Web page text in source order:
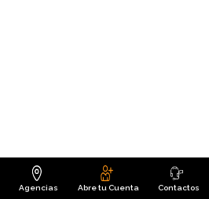
Agencias Abre tu Cuenta Contactos